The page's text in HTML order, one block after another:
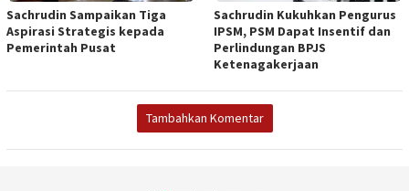
Sachrudin Sampaikan Tiga
Aspirasi Strategis kepada
Pemerintah Pusat
Sachrudin Kukuhkan Pengurus
IPSM, PSM Dapat Insentif dan
Perlindungan BPJS
Ketenagakerjaan
Tambahkan Komentar